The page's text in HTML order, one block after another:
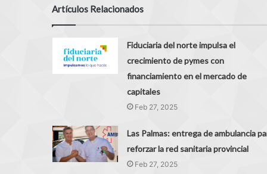
Artículos Relacionados
Fiduciaria del norte impulsa el
crecimiento de pymes con
financiamiento en el mercado de
capitales
Feb 27, 2025
Las Palmas: entrega de ambulancia
reforzar la red sanitaria provincial
Feb 27, 2025